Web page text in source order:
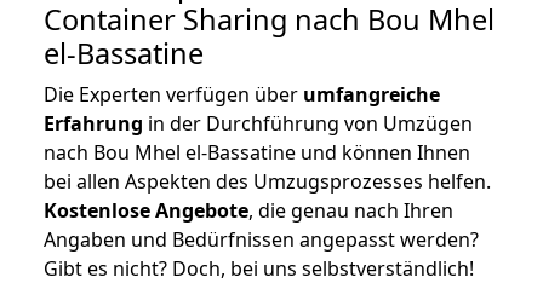
Container Sharing nach Bou Mhel
el-Bassatine
Die Experten verfügen über umfangreiche
Erfahrung in der Durchführung von Umzügen
nach Bou Mhel el-Bassatine und können Ihnen
bei allen Aspekten des Umzugsprozesses helfen.
Kostenlose Angebote, die genau nach Ihren
Angaben und Bedürfnissen angepasst werden?
Gibt es nicht? Doch, bei uns selbstverständlich!